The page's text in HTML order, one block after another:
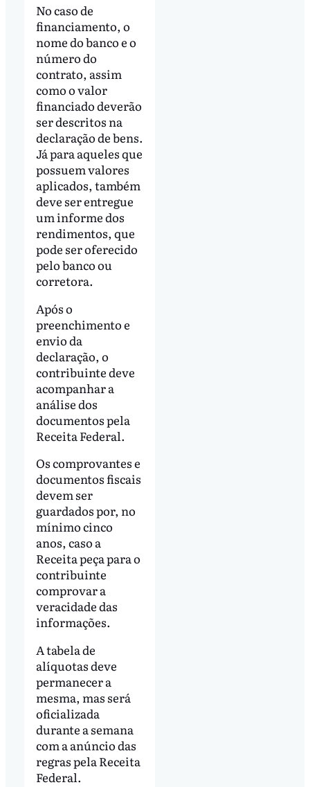
No caso de
financiamento, o
nome do banco e o
número do
contrato, assim
como o valor
financiado deverão
ser descritos na
declaração de bens.
Já para aqueles que
possuem valores
aplicados, também
deve ser entregue
um informe dos
rendimentos, que
pode ser oferecido
pelo banco ou
corretora.
Após o
preenchimento e
envio da
declaração, o
contribuinte deve
acompanhar a
análise dos
documentos pela
Receita Federal.
Os comprovantes e
documentos fiscais
devem ser
guardados por, no
mínimo cinco
anos, caso a
Receita peça para o
contribuinte
comprovar a
veracidade das
informações.
A tabela de
alíquotas deve
permanecer a
mesma, mas será
oficializada
durante a semana
com a anúncio das
regras pela Receita
Federal.